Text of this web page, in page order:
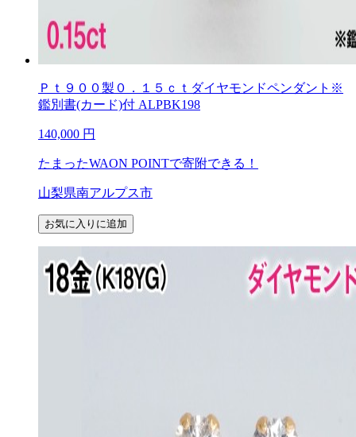
Ｐｔ９００製０．１５ｃｔダイヤモンドペンダント※
鑑別書(カード)付 ALPBK198
140,000 円
たまったWAON POINTで寄附できる！
山梨県南アルプス市
お気に入りに追加